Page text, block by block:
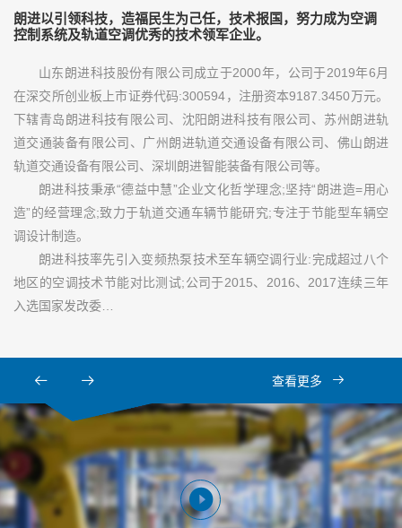
朗进以引领科技，造福民生为己任，技术报国，努力成为空调
控制系统及轨道空调优秀的技术领军企业。
山东朗进科技股份有限公司成立于2000年，公司于2019年6月
在深交所创业板上市证券代码:300594，注册资本9187.3450万元。
下辖青岛朗进科技有限公司、沈阳朗进科技有限公司、苏州朗进轨
道交通装备有限公司、广州朗进轨道交通设备有限公司、佛山朗进
轨道交通设备有限公司、深圳朗进智能装备有限公司等。
朗进科技秉承“德益中慧”企业文化哲学理念;坚持“朗进造=用心
造”的经营理念;致力于轨道交通车辆节能研究;专注于节能型车辆空
调设计制造。
朗进科技率先引入变频热泵技术至车辆空调行业:完成超过八个
地区的空调技术节能对比测试;公司于2015、2016、2017连续三年
入选国家发改委…
查看更多